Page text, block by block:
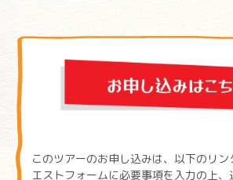
このツアーのお申し込みは、以下のリン
エストフォームに必要事項を入力の上